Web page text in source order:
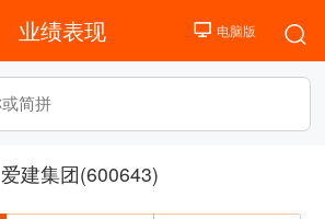
业绩表现
爱建集团(600643)